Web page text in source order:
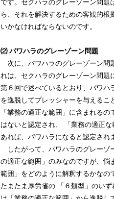
です。セクハラのグレーゾーン問題
ら、それを解決するための客観的根
いかなければならないのです。
⑵ パワハラのグレーゾーン問題
次に、パワハラのグレーゾーン問
れは、セクハラのグレーゾーン問題
第６回で述べているとおり、パワハ
を逸脱してプレッシャーを与えるこ
「業務の適正な範囲」に含まれる
はないと認定され、 「業務の適正
あれば、パワハラになると認定され
したがって、パワハラのグレーゾ
の適正な範囲」のみなのですが、悩
範囲」をどのように解釈するかなの
たまたま厚労省の 「６類型」のい